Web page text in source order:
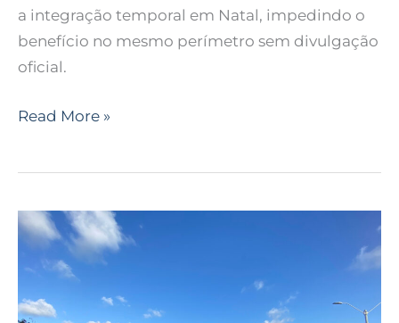
a integração temporal em Natal, impedindo o
benefício no mesmo perímetro sem divulgação
oficial.
Read More »
STTU
reúne
órgãos
para